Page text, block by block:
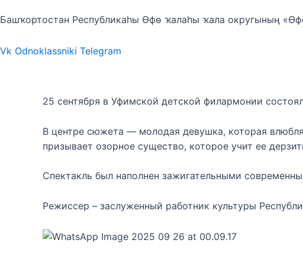
Башҡортостан Республикаһы Өфө ҡалаһы ҡала округының
Vk Odnoklassniki Telegram
25 сентября в Уфимской детской филармонии
В центре сюжета — молодая девушка, которая
призывает озорное существо, которое учит ее
Спектакль был наполнен зажигательными
Режиссер – заслуженный работник культуры